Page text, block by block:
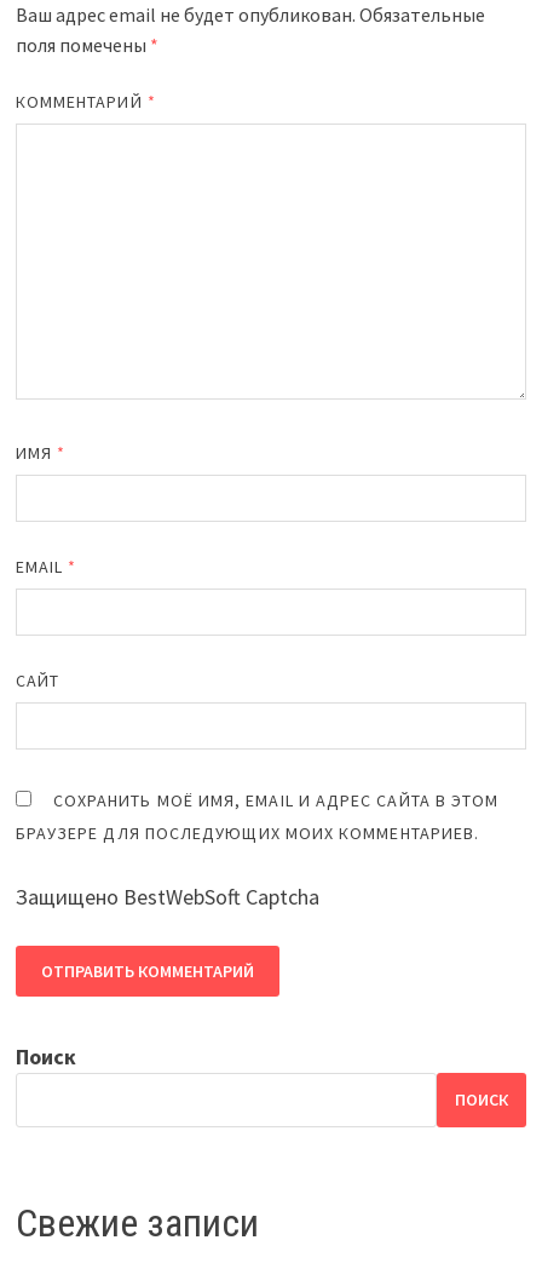
Ваш адрес email не будет опубликован. Обязательные
поля помечены *
КОММЕНТАРИЙ *
ИМЯ *
EMAIL *
САЙТ
СОХРАНИТЬ МОЁ ИМЯ, EMAIL И АДРЕС САЙТА В ЭТОМ
БРАУЗЕРЕ ДЛЯ ПОСЛЕДУЮЩИХ МОИХ КОММЕНТАРИЕВ.
Защищено BestWebSoft Captcha
Поиск
ПОИСК
Свежие записи